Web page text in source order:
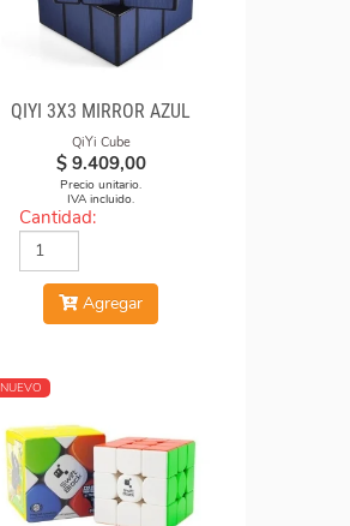
QIYI 3X3 MIRROR AZUL
QiYi Cube
$ 9.409,00
Precio unitario.
IVA incluido.
Cantidad:
Agregar
NUEVO